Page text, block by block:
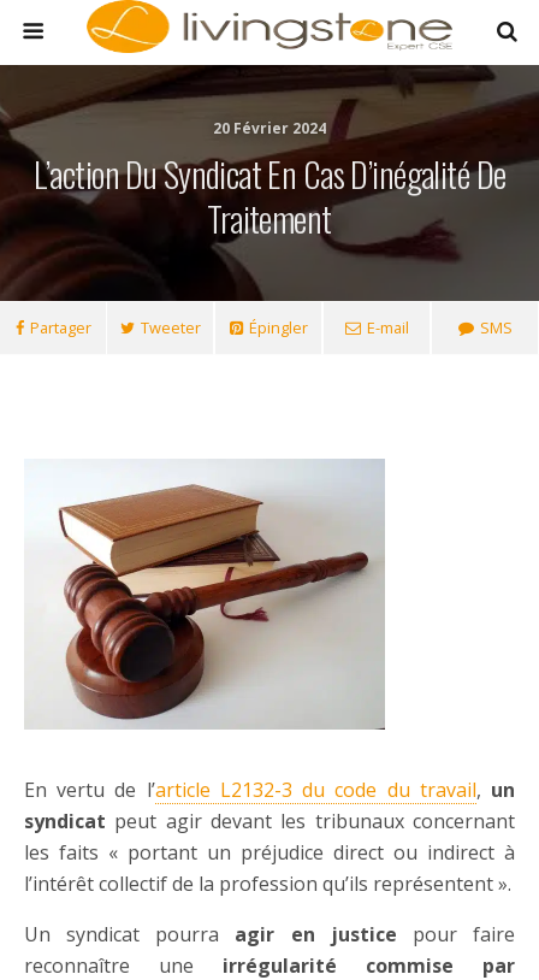
20 Février 2024
L’action Du Syndicat En Cas D’inégalité De
Traitement
Partager Tweeter Épingler E-mail SMS
En vertu de l’article L2132-3 du code du travail, un
syndicat peut agir devant les tribunaux concernant
les faits « portant un préjudice direct ou indirect à
l’intérêt collectif de la profession qu’ils représentent ».
Un syndicat pourra agir en justice pour faire
reconnaître une irrégularité commise par